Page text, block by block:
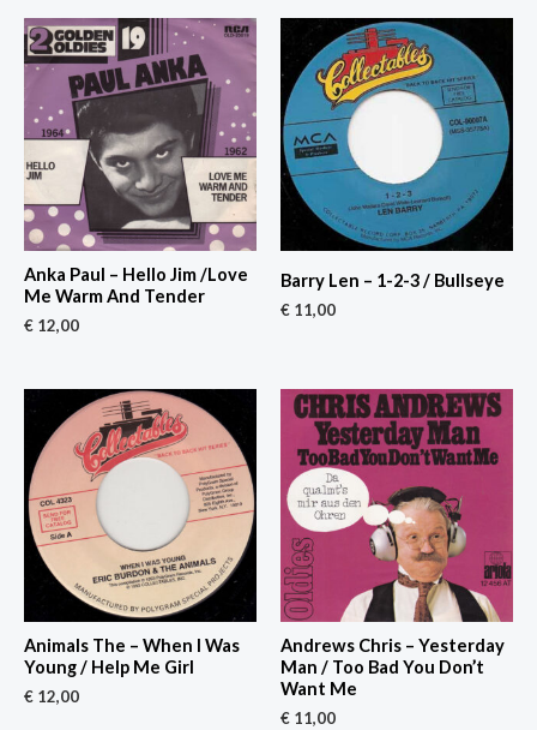
Anka Paul – Hello Jim /Love
Me Warm And Tender
€ 12,00
Barry Len – 1-2-3 / Bullseye
€ 11,00
Animals The – When I Was
Young / Help Me Girl
€ 12,00
Andrews Chris – Yesterday
Man / Too Bad You Don’t
Want Me
€ 11,00